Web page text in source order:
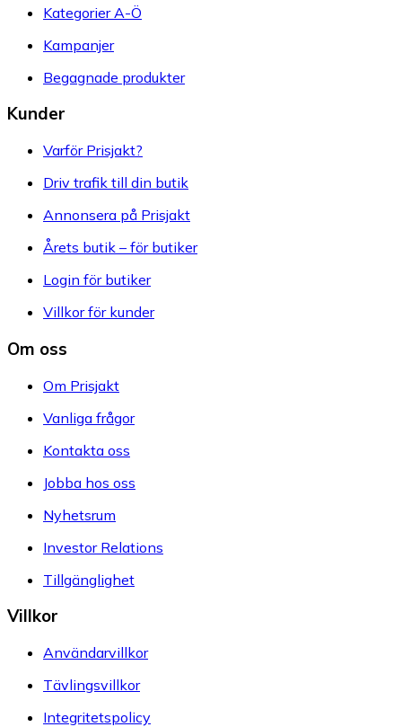
Kategorier A-Ö
Kampanjer
Begagnade produkter
Kunder
Varför Prisjakt?
Driv trafik till din butik
Annonsera på Prisjakt
Årets butik – för butiker
Login för butiker
Villkor för kunder
Om oss
Om Prisjakt
Vanliga frågor
Kontakta oss
Jobba hos oss
Nyhetsrum
Investor Relations
Tillgänglighet
Villkor
Användarvillkor
Tävlingsvillkor
Integritetspolicy